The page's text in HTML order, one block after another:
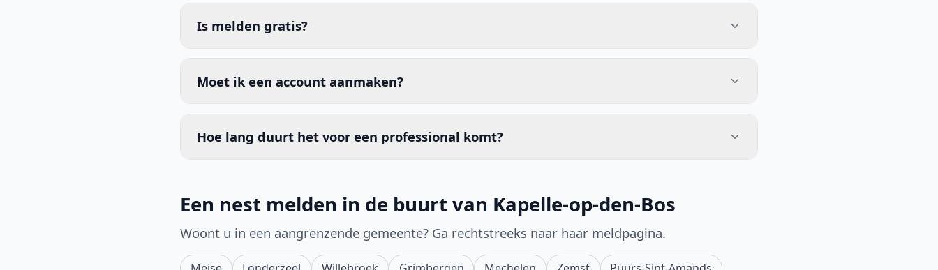
Is melden gratis?
Moet ik een account aanmaken?
Hoe lang duurt het voor een professional komt?
Een nest melden in de buurt van Kapelle-op-den-Bos
Woont u in een aangrenzende gemeente? Ga rechtstreeks naar haar meldpagina.